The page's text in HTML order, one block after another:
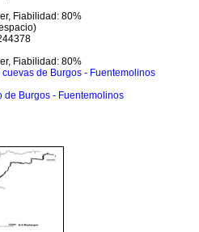
Fiabilidad: 80%
Fiabilidad: 80%
cuevas de Burgos - Fuentemolinos
de Burgos - Fuentemolinos